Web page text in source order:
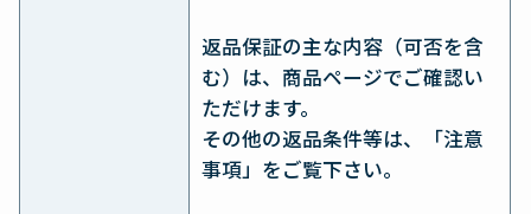
返品保証の主な内容（可否を含
む）は、商品ページでご確認い
ただけます。
その他の返品条件等は、「注意
事項」をご覧下さい。